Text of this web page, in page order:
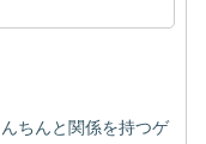
ちんと関係を持つゲ